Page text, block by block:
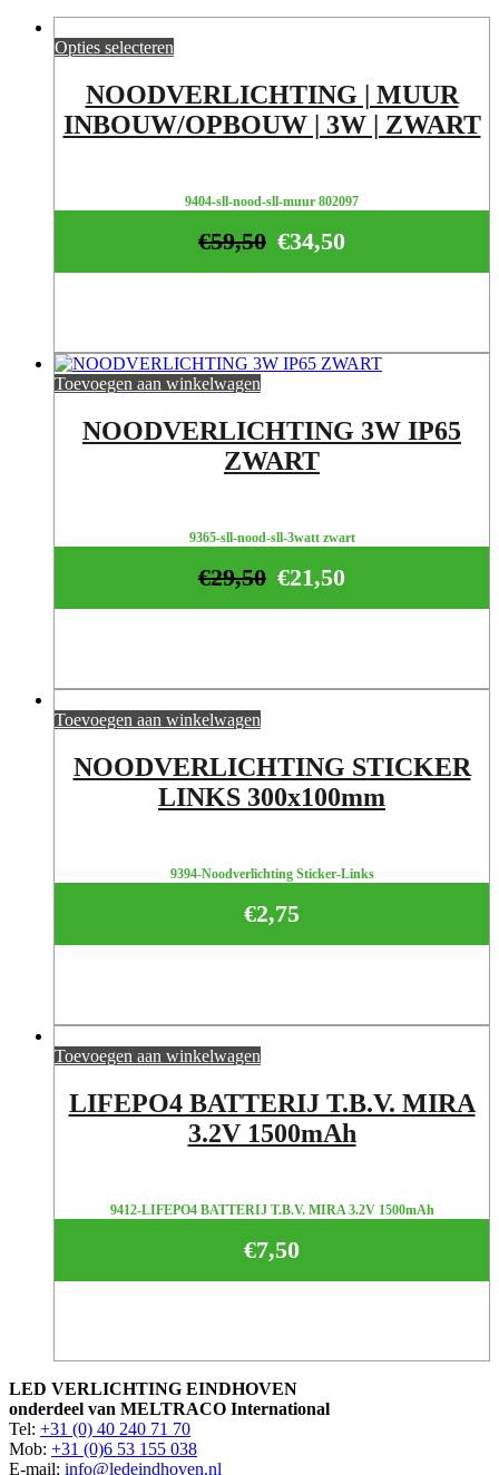
Opties selecteren
NOODVERLICHTING | MUUR
INBOUW/OPBOUW | 3W | ZWART
9404-sll-nood-sll-muur 802097
€34,50
€59,50
Toevoegen aan winkelwagen
NOODVERLICHTING 3W IP65
ZWART
9365-sll-nood-sll-3watt zwart
€21,50
€29,50
Toevoegen aan winkelwagen
NOODVERLICHTING STICKER
LINKS 300x100mm
9394-Noodverlichting Sticker-Links
€2,75
Toevoegen aan winkelwagen
LIFEPO4 BATTERIJ T.B.V. MIRA
3.2V 1500mAh
9412-LIFEPO4 BATTERIJ T.B.V. MIRA 3.2V 1500mAh
€7,50
LED VERLICHTING EINDHOVEN
onderdeel van MELTRACO International
Tel: +31 (0) 40 240 71 70
Mob: +31 (0)6 53 155 038
E-mail: info@ledeindhoven.nl